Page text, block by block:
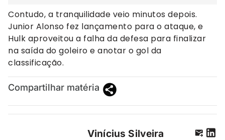
Contudo, a tranquilidade veio minutos depois.
Junior Alonso fez lançamento para o ataque, e
Hulk aproveitou a falha da defesa para finalizar
na saída do goleiro e anotar o gol da
classificação.
Compartilhar matéria
Vinícius Silveira